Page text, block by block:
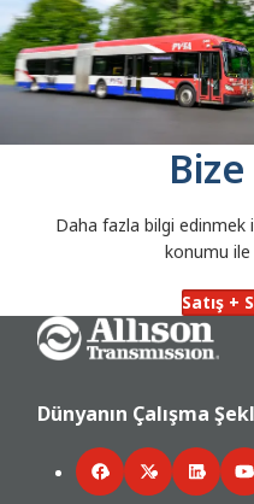
Daha fazla bilgi edinmek
konumu
Satış +
Go Home
Dünyanın Çalışma
FacebookTwitter